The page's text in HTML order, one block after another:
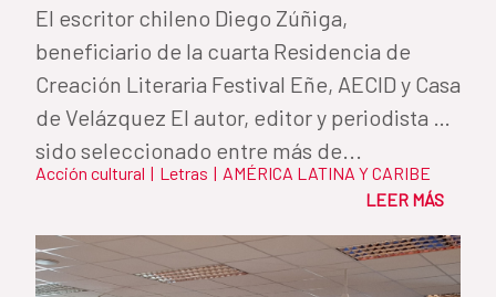
El escritor chileno Diego Zúñiga,
beneficiario de la cuarta Residencia de
Creación Literaria Festival Eñe, AECID y Casa
de Velázquez El autor, editor y periodista ha
sido seleccionado entre más de...
Acción cultural | Letras | AMÉRICA LATINA Y CARIBE
LEER MÁS